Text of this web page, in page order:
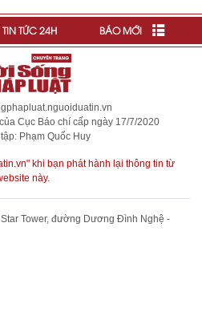
TIN TỨC 24H BÁO MỚI
Cục Báo chí cấp ngày 17/7/2020
Phạm Quốc Huy
khi bạn phát hành lại thông tin từ
này.
Tower, đường Dương Đình Nghệ -